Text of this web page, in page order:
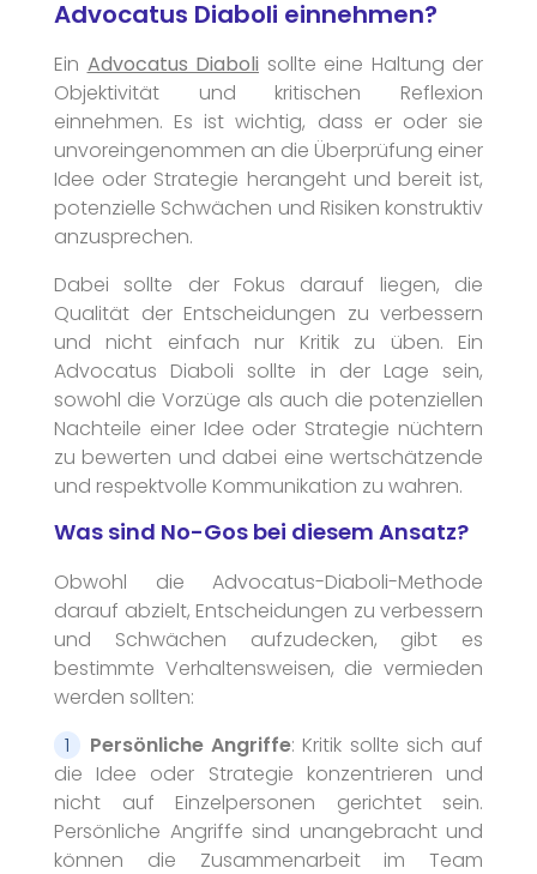
Advocatus Diaboli einnehmen?
Ein Advocatus Diaboli sollte eine Haltung der
Objektivität und kritischen Reflexion
einnehmen. Es ist wichtig, dass er oder sie
unvoreingenommen an die Überprüfung einer
Idee oder Strategie herangeht und bereit ist,
potenzielle Schwächen und Risiken konstruktiv
anzusprechen.
Dabei sollte der Fokus darauf liegen, die
Qualität der Entscheidungen zu verbessern
und nicht einfach nur Kritik zu üben. Ein
Advocatus Diaboli sollte in der Lage sein,
sowohl die Vorzüge als auch die potenziellen
Nachteile einer Idee oder Strategie nüchtern
zu bewerten und dabei eine wertschätzende
und respektvolle Kommunikation zu wahren.
Was sind No-Gos bei diesem Ansatz?
Obwohl die Advocatus-Diaboli-Methode
darauf abzielt, Entscheidungen zu verbessern
und Schwächen aufzudecken, gibt es
bestimmte Verhaltensweisen, die vermieden
werden sollten:
Persönliche Angriffe: Kritik sollte sich auf
die Idee oder Strategie konzentrieren und
nicht auf Einzelpersonen gerichtet sein.
Persönliche Angriffe sind unangebracht und
können die Zusammenarbeit im Team